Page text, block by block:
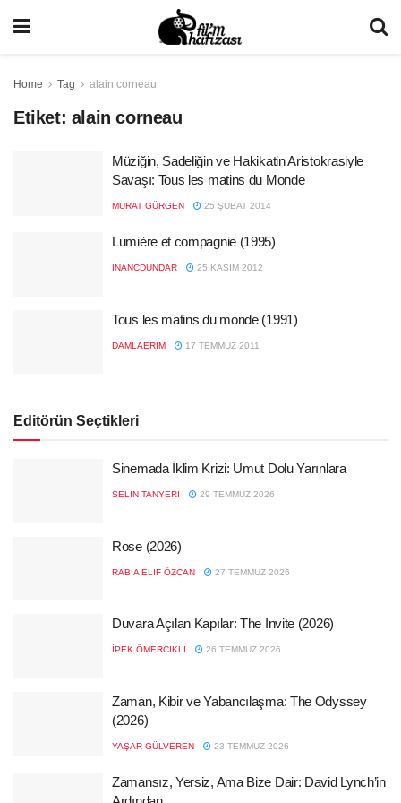
Home Tag alain corneau
Etiket: alain corneau
Müziğin, Sadeliğin ve Hakikatin Aristokrasiyle
Savaşı: Tous les matins du Monde
MURAT GÜRGEN 25 ŞUBAT 2014
Lumière et compagnie (1995)
INANCDUNDAR 25 KASIM 2012
Tous les matins du monde (1991)
DAMLAERIM 17 TEMMUZ 2011
Editörün Seçtikleri
Sinemada İklim Krizi: Umut Dolu Yarınlara
SELIN TANYERI 29 TEMMUZ 2026
Rose (2026)
RABIA ELIF ÖZCAN 27 TEMMUZ 2026
Duvara Açılan Kapılar: The Invite (2026)
İPEK ÖMERCIKLI 26 TEMMUZ 2026
Zaman, Kibir ve Yabancılaşma: The Odyssey
(2026)
YAŞAR GÜLVEREN 23 TEMMUZ 2026
Zamansız, Yersiz, Ama Bize Dair: David Lynch’in